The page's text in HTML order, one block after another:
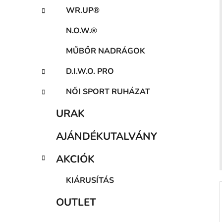
n
WR.UP®
N.O.W.®
MŰBŐR NADRÁGOK
D.I.W.O. PRO
NŐI SPORT RUHÁZAT
URAK
AJÁNDÉKUTALVÁNY
AKCIÓK
KIÁRUSÍTÁS
OUTLET